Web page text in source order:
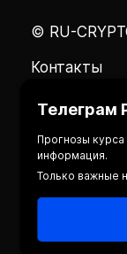
© RU-
Контакты
Телеграм
Прогнозы
информация.
Только важные